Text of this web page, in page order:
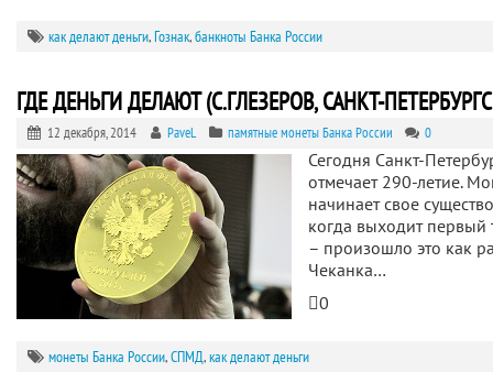
как делают деньги,Гознак,банкноты Банка России
ГДЕ ДЕНЬГИ ДЕЛАЮТ (С.ГЛЕЗЕРОВ, САНКТ-
12 декабря, 2014 PaveL памятные монеты Банка России 0
Сегодня Санкт-
отмечает 290-летие.
начинает свое
когда выходит
– произошло это как
Чеканка…
0
монеты Банка России,СПМД,как делают деньги